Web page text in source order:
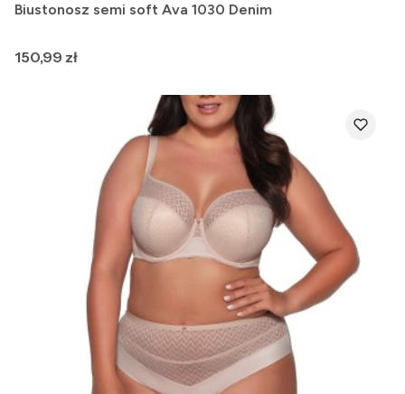
Biustonosz semi soft Ava 1030 Denim
Cena
150,99 zł